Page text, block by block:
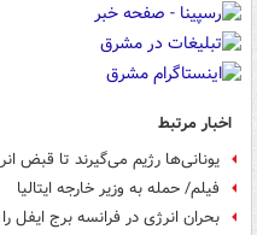
اخبار مرتبط
یونانی‌ها رژیم می‌گیرند تا قبض
فیلم/ حمله به وزیر خارجه ایتالیا
بحران انرژی در فرانسه برج ایفل